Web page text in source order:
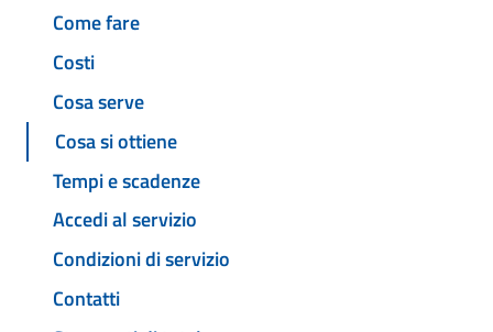
Come fare
Costi
Cosa serve
Cosa si ottiene
Tempi e scadenze
Accedi al servizio
Condizioni di servizio
Contatti